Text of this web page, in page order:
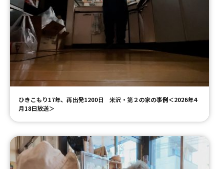
ひきこもり17年、再出発1200日 米沢・第２の家の事例＜2026年4
月18日放送＞